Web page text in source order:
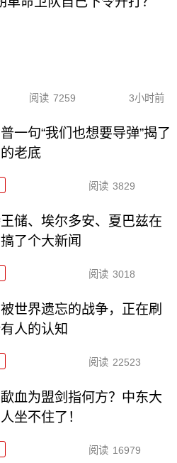
阅读 7259 3小时前
一句“我们也想要导弹”揭了
老底
阅读 3829
储、埃尔多安、夏巴兹在
了个大新闻
阅读 3018
世界遗忘的战争，正在刷
人的认知
阅读 22523
血为盟剑指何方？中东大
坐不住了！
阅读 16979